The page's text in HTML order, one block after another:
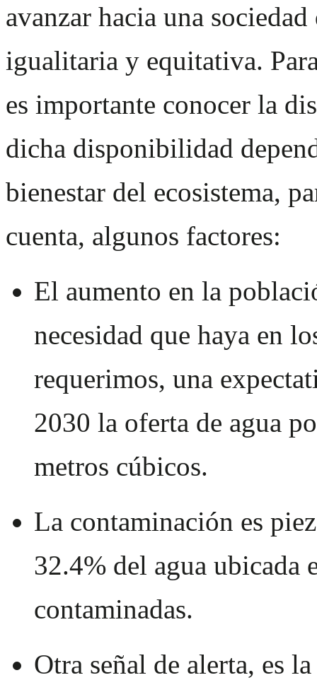
avanzar hacia una
igualitaria y equitativa.
es importante conocer la
dicha disponibilidad
bienestar del ecosistema,
cuenta, algunos factores:
El aumento en la
necesidad que haya en
requerimos, una
2030 la oferta de agua
metros cúbicos.
La contaminación es
32.4% del agua ubicada
contaminadas.
Otra señal de alerta, es